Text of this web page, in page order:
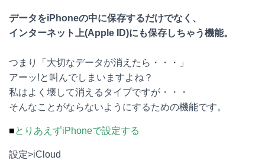
データをiPhoneの中に保存するだけでなく、
インターネット上(Apple ID)にも保存しちゃう機能。
つまり「大切なデータが消えたら・・・」
アーッ!と叫んでしまいますよね？
私はよく壊して消えるタイプですが・・・
そんなことがならないようにするための機能です。
■とりあえずiPhoneで設定する
設定>iCloud